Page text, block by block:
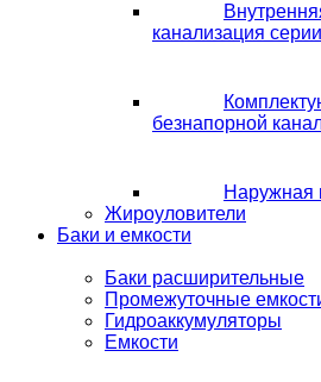
канализация
безнапорной
Наружная
Жироуловители
Баки и емкости
Баки расширительные
Промежуточные
Гидроаккумуляторы
Емкости